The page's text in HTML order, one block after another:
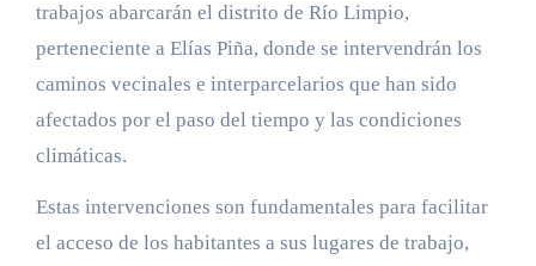
trabajos abarcarán el distrito de Río Limpio,
perteneciente a Elías Piña, donde se intervendrán los
caminos vecinales e interparcelarios que han sido
afectados por el paso del tiempo y las condiciones
climáticas.
Estas intervenciones son fundamentales para facilitar
el acceso de los habitantes a sus lugares de trabajo,